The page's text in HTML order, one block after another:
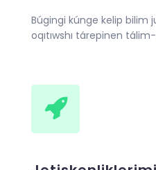
Búgingi kúnge kelip bilim
oqıtıwshı tárepinen